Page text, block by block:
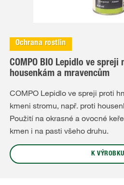
Ochrana rostlin
COMPO BIO Lepidlo ve
housenkám a mravencům
COMPO Lepidlo ve spreji proti
kmeni stromu, např. proti
Použití na okrasné a ovocné
kmen i na pasti všeho druhu.
K VÝROBKU